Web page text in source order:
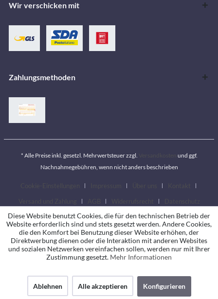
Wir verschicken mit
Zahlungsmethoden
* Alle Preise inkl. gesetzl. Mehrwertsteuer zzgl.
und ggf.
Nachnahmegebühren, wenn nicht anders beschrieben
Diese Website benutzt Cookies, die für den technischen Betrieb der
Website erforderlich sind und stets gesetzt werden. Andere Cookies,
die den Komfort bei Benutzung dieser Website erhöhen, der
Direktwerbung dienen oder die Interaktion mit anderen Websites
und sozialen Netzwerken vereinfachen sollen, werden nur mit Ihrer
Zustimmung gesetzt. Mehr Informationen
Ablehnen Alle akzeptieren Konfigurieren